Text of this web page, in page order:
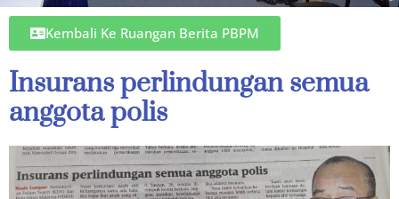
Kembali Ke Ruangan Berita PBPM
Insurans perlindungan semua
anggota polis